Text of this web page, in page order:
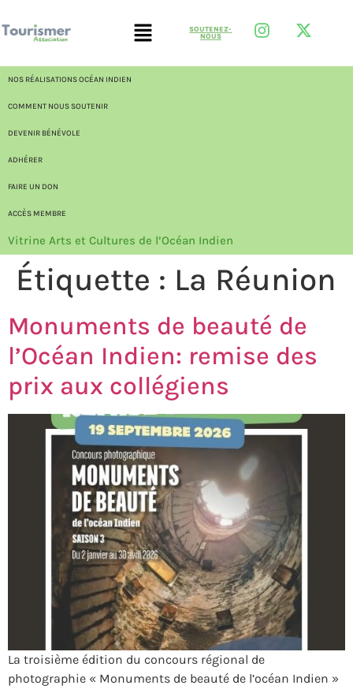
SOUTENEZ-
NOUS
NOS RÉALISATIONS OCÉAN INDIEN
COMMENT NOUS SOUTENIR
DEVENIR BÉNÉVOLE
ADHÉRER
FAIRE UN DON
ACCÈS MEMBRE
Vitrine Arts et Cultures de l’Océan Indien
Étiquette : La Réunion
Monuments de beauté de
l’Océan Indien: remise des
prix aux collégiens
La troisième édition du concours régional de
photographie « Monuments de beauté de l’océan Indien »